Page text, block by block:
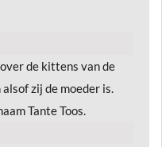
de kittens van de
zij de moeder is.
Tante Toos.